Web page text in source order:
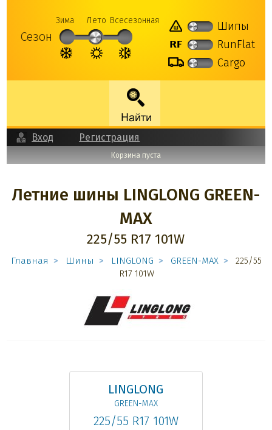
Сезон
Зима Лето Всесезонная
Шипы
RunFlat
Cargo
Вход Регистрация
Корзина пуста
Летние шины LINGLONG GREEN-
MAX
225/55 R17 101W
Главная Шины LINGLONG GREEN-MAX
225/55
R17 101W
LINGLONG
GREEN-MAX
225/55 R17 101W